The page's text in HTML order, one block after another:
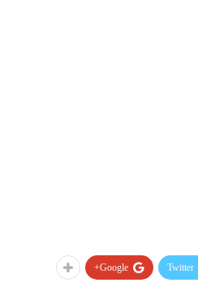
Twitter
Google+